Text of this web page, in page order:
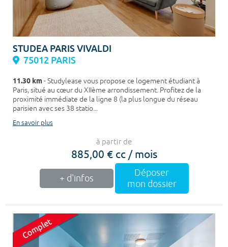
STUDEA PARIS VIVALDI
75012 PARIS
11.30 km- Studylease vous propose ce logement étudiant à
Paris, situé au cœur du XIIème arrondissement. Profitez de la
proximité immédiate de la ligne 8 (la plus longue du réseau
parisien avec ses 38 statio...
En savoir plus
à partir de
885,00 € cc / mois
+ d'infos
Déposer
mon dossier